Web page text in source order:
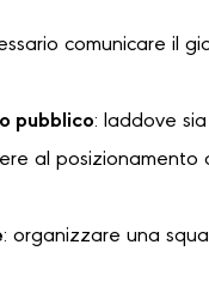
comunicare il
pubblico: laddove
al
: organizzare una